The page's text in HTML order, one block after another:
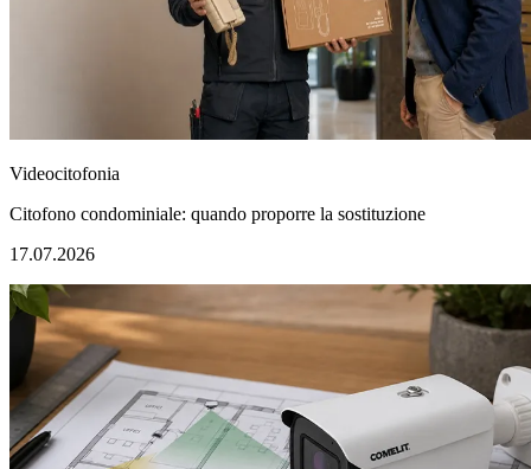
Videocitofonia
Citofono condominiale: quando proporre la sostituzione
17.07.2026